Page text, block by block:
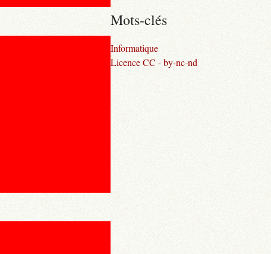
Mots-clés
Informatique
Licence CC - by-nc-nd